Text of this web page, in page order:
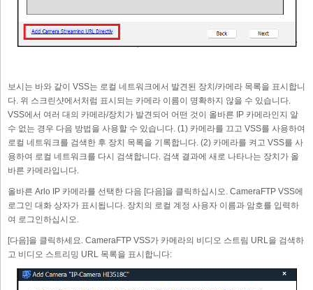
보시는 바와 같이 VSS는 로컬 네트워크에서 발견된 장치/카메라 목록을 표시합니
다. 위 스크린샷에서처럼 표시되는 카메라 이름이 명확하지 않을 수 있습니다.
VSS에서 여러 대의 카메라/장치가 발견되어 어떤 것이 올바른 IP 카메라인지 알
수 없는 경우 다음 방법을 사용할 수 있습니다. (1) 카메라를 끄고 VSS를 사용하여
로컬 네트워크를 검색한 후 장치 목록을 기록합니다. (2) 카메라를 켜고 VSS를 사
용하여 로컬 네트워크를 다시 검색합니다. 검색 결과에 새로 나타나는 장치가 올
바른 카메라입니다.
올바른 Arlo IP 카메라를 선택한 다음 [다음]을 클릭하십시오. CameraFTP VSS에
로그인 대화 상자가 표시됩니다. 장치의 로컬 계정 사용자 이름과 암호를 입력하
여 로그인하십시오.
[다음]을 클릭하세요. CameraFTP VSS가 카메라의 비디오 스트림 URL을 검색하
고 비디오 스트리밍 URL 목록을 표시합니다: